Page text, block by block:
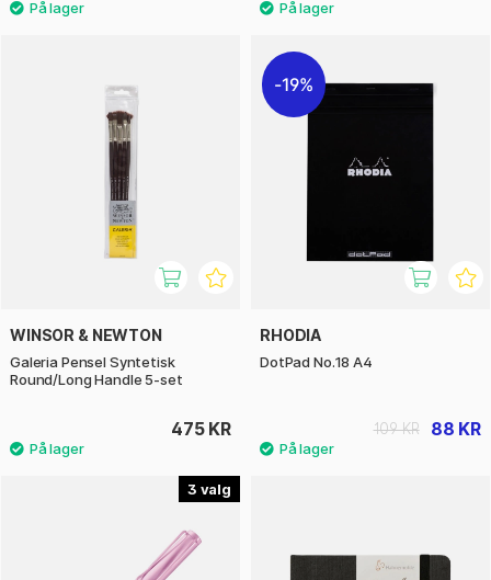
WINSOR & NEWTON
Galeria Pensel Syntetisk
Round/Long Handle 5-set
475 KR
19%
RHODIA
DotPad No.18 A4
88 KR
109 KR
3